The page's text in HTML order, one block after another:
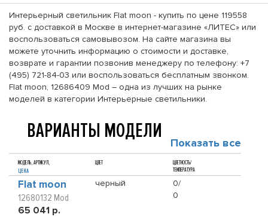
Интерьерный светильник Flat moon - купить по цене 119558
руб. с доставкой в Москве в интернет-магазине «ЛИТЕС» или
воспользоваться самовывозом. На сайте магазина вы
можете уточнить информацию о стоимости и доставке,
возврате и гарантии позвонив менеджеру по телефону: +7
(495) 721-84-03 или воспользоваться бесплатным звонком.
Flat moon, 12686409 Mod – одна из лучших на рынке
моделей в категории Интерьерные светильники.
ВАРИАНТЫ МОДЕЛИ Показать все
МОДЕЛЬ, АРТИКУЛ,
ЦЕНА
ЦВЕТ
ЦВЕТНОСТЬ/
ТЕМПЕРАТУРА
Flat moon
12680132 Mod
65 041 р.
черный
0/
0